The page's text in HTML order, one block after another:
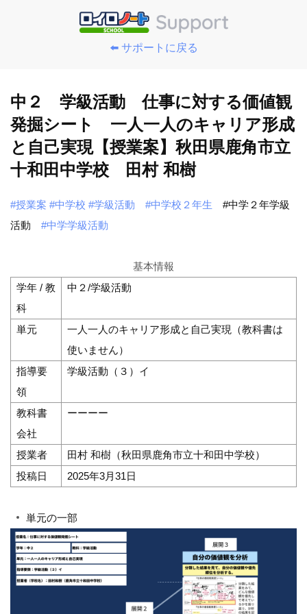
⬅️ サポートに戻る
中２ 学級活動 仕事に対する価値観
発掘シート 一人一人のキャリア形成
と自己実現【授業案】秋田県鹿角市立
十和田中学校 田村 和樹
#授業案 #中学校 #学級活動 #中学校２年生
#中学２年学級
活動
#中学学級活動
基本情報
学年 / 教
科
中２/学級活動
単元
一人一人のキャリア形成と自己実現（教科書は
使いません）
指導要
領
学級活動（３）イ
教科書
会社
ーーーー
授業者
田村 和樹（秋田県鹿角市立十和田中学校）
投稿日
2025年3月31日
単元の一部